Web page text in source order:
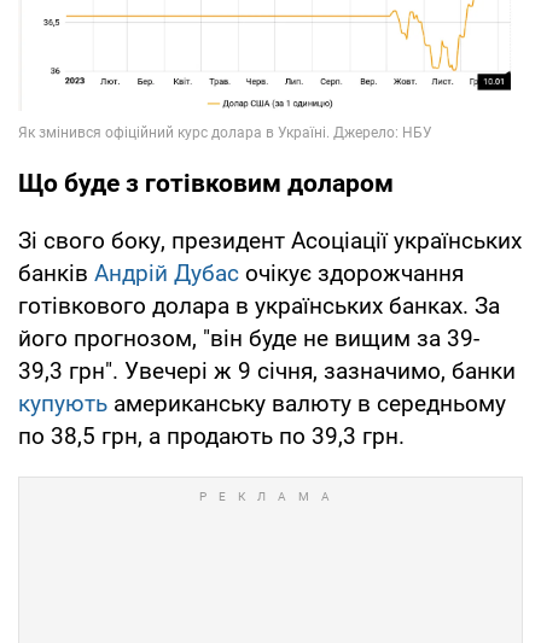
Що буде з готівковим доларом
Зі свого боку, президент Асоціації українських
банків Андрій Дубас очікує здорожчання
готівкового долара в українських банках. За
його прогнозом, "він буде не вищим за 39-
39,3 грн". Увечері ж 9 січня, зазначимо, банки
купують американську валюту в середньому
по 38,5 грн, а продають по 39,3 грн.